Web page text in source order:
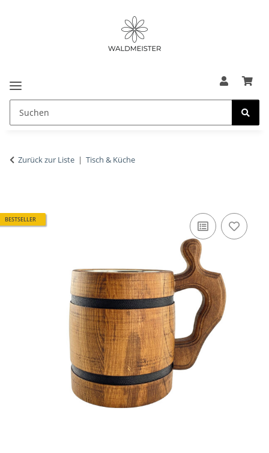
Zurück zur Liste Tisch & Küche
BESTSELLER